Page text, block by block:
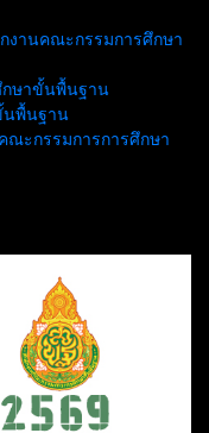
งานคณะกรรมการศึกษา
กษาขั้นพื้นฐาน
นพื้นฐาน
ะกรรมการการศึกษา